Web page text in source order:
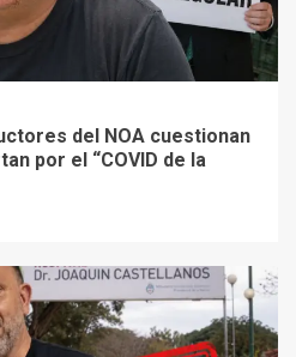
del NOA cuestionan
por el “COVID de la